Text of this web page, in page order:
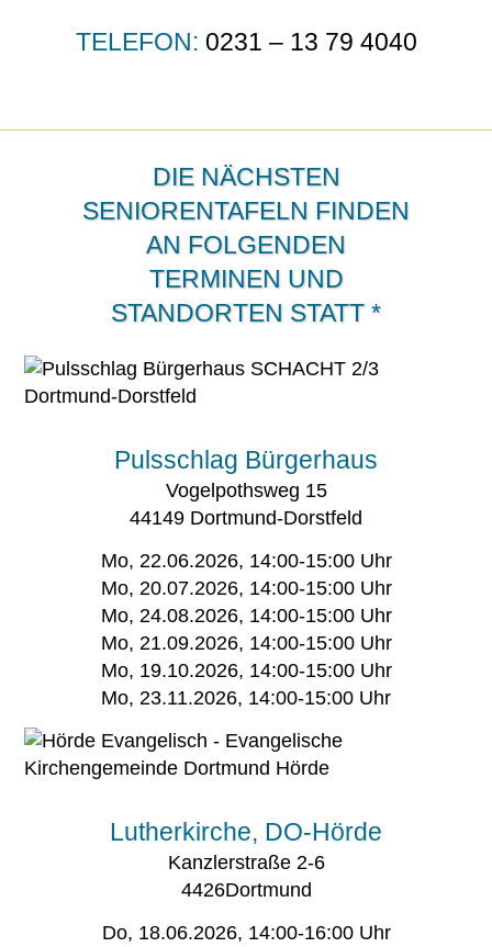
TELEFON: 0231 – 13 79 4040
DIE NÄCHSTEN
SENIORENTAFELN FINDEN
AN FOLGENDEN
TERMINEN UND
STANDORTEN STATT *
Pulsschlag Bürgerhaus
Vogelpothsweg 15
44149 Dortmund-Dorstfeld
Mo, 22.06.2026, 14:00-15:00 Uhr
Mo, 20.07.2026, 14:00-15:00 Uhr
Mo, 24.08.2026, 14:00-15:00 Uhr
Mo, 21.09.2026, 14:00-15:00 Uhr
Mo, 19.10.2026, 14:00-15:00 Uhr
Mo, 23.11.2026, 14:00-15:00 Uhr
Lutherkirche, DO-Hörde
Kanzlerstraße 2-6
4426Dortmund
Do, 18.06.2026, 14:00-16:00 Uhr